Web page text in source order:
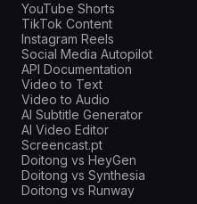
YouTube Shorts
TikTok Content
Instagram Reels
Social Media Autopilot
API Documentation
Video to Text
Video to Audio
AI Subtitle Generator
AI Video Editor
Screencast.pt
Doitong vs HeyGen
Doitong vs Synthesia
Doitong vs Runway